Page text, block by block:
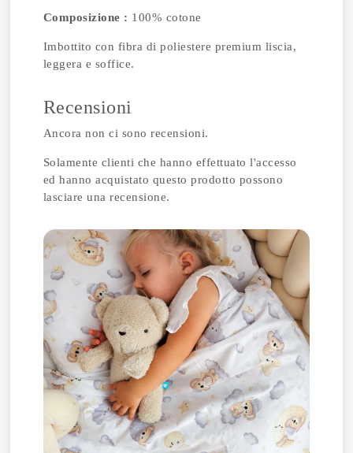
Composizione : 100% cotone
Imbottito con fibra di poliestere premium liscia,
leggera e soffice.
Recensioni
Ancora non ci sono recensioni.
Solamente clienti che hanno effettuato l'accesso
ed hanno acquistato questo prodotto possono
lasciare una recensione.